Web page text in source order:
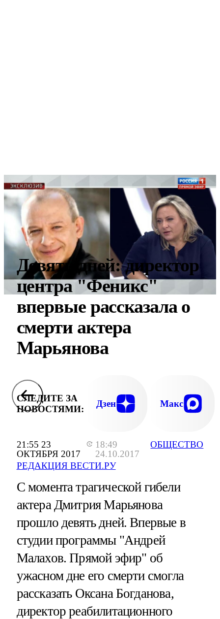
21:55 23
ОКТЯБРЯ 2017
18:49
24.10.2017
РЕДАКЦИЯ ВЕСТИ.РУ
ОБЩЕСТВО
Девять дней: директор
центра "Феникс"
впервые рассказала о
смерти актера
Марьянова
СЛЕДИТЕ ЗА
НОВОСТЯМИ:
Дзен Макс
С момента трагической гибели
актера Дмитрия Марьянова
прошло девять дней. Впервые в
студии программы "Андрей
Малахов. Прямой эфир" об
ужасном дне его смерти смогла
рассказать Оксана Богданова,
директор реабилитационного